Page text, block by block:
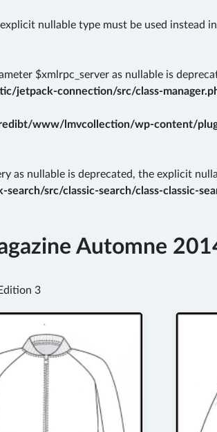
nullable type must be used instead in
$xmlrpc_server as nullable is
jetpack-connection/src/class-
www/lmvcollection/wp-content/
as nullable is deprecated, the explicit
src/classic-search/class-classic-
Automne
3